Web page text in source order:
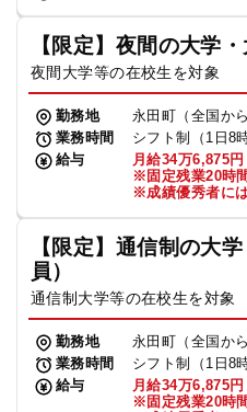
【限定】夜間の大学
夜間大学等の在校生を対象
勤務地
永田町（全国か
業務時間
シフト制（1日8
給与
月給34万6,875円
※固定残業20時
※成績優秀者に
【限定】通信制の大
員）
通信制大学等の在校生を対象
勤務地
永田町（全国か
業務時間
シフト制（1日8
給与
月給34万6,875円
※固定残業20時